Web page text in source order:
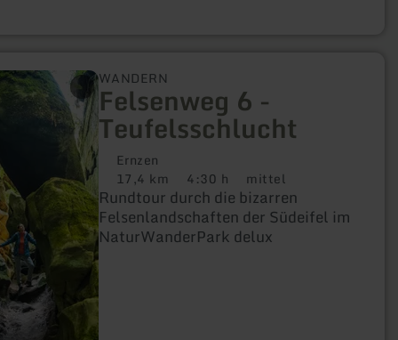
WANDERN
Felsenweg 6 -
Teufelsschlucht
Ernzen
Distanz:
17,4 km Dauer:
4:30 h Anforderung:
mittel
Rundtour durch die bizarren
Felsenlandschaften der Südeifel im
NaturWanderPark delux